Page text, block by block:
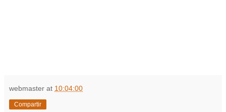
webmaster at 10:04:00
Compartir